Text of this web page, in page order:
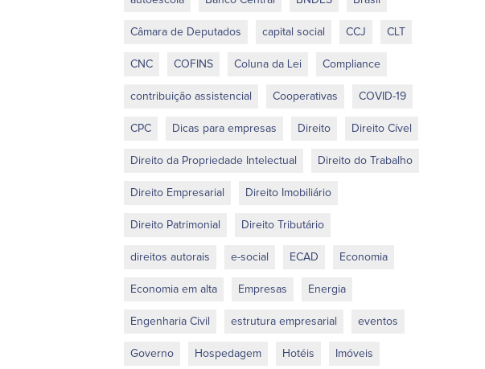
Câmara de Deputados capital social CCJ CLT
CNC COFINS Coluna da Lei Compliance
contribuição assistencial Cooperativas COVID-19
CPC Dicas para empresas Direito Direito Cível
Direito da Propriedade Intelectual Direito do Trabalho
Direito Empresarial Direito Imobiliário
Direito Patrimonial Direito Tributário
direitos autorais e-social ECAD Economia
Economia em alta Empresas Energia
Engenharia Civil estrutura empresarial eventos
Governo Hospedagem Hotéis Imóveis